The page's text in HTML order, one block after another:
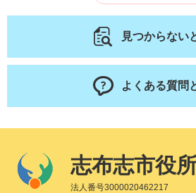
見つからない
よくある質問
志布志市役
法人番号3000020462217